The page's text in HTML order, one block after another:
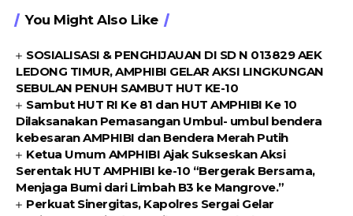
You Might Also Like
SOSIALISASI & PENGHIJAUAN DI SD N 013829 AEK
LEDONG TIMUR, AMPHIBI GELAR AKSI LINGKUNGAN
SEBULAN PENUH SAMBUT HUT KE-10
Sambut HUT RI Ke 81 dan HUT AMPHIBI Ke 10
Dilaksanakan Pemasangan Umbul- umbul bendera
kebesaran AMPHIBI dan Bendera Merah Putih
Ketua Umum AMPHIBI Ajak Sukseskan Aksi
Serentak HUT AMPHIBI ke-10 “Bergerak Bersama,
Menjaga Bumi dari Limbah B3 ke Mangrove.”
Perkuat Sinergitas, Kapolres Sergai Gelar